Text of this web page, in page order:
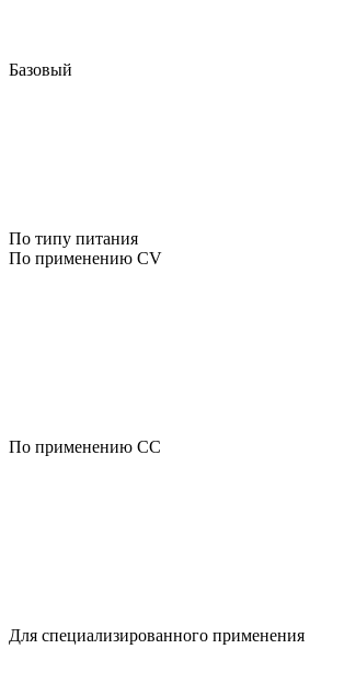
Базовый
По типу питания
По применению CV
По применению CC
Для специализированного применения